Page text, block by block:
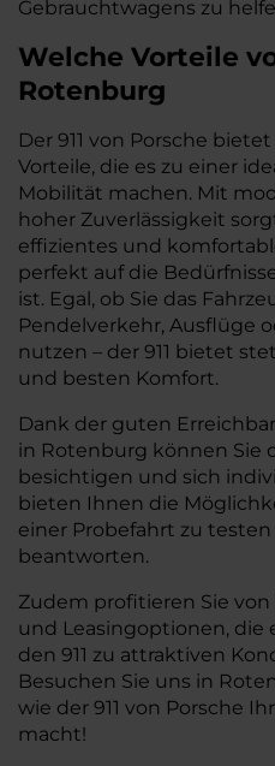
Gebrauchtwagens zu
Welche Vorteile
Rotenburg
Der 911 von Porsche
Vorteile, die es zu einer
Mobilität machen. Mit
hoher Zuverlässigkeit
effizientes und
perfekt auf die
ist. Egal, ob Sie das
Pendelverkehr, Ausflüge
nutzen – der 911 bietet
und besten Komfort.
Dank der guten
in Rotenburg können Sie
besichtigen und sich
bieten Ihnen die
einer Probefahrt zu
beantworten.
Zudem profitieren Sie
und Leasingoptionen, die
den 911 zu attraktiven
Besuchen Sie uns in
wie der 911 von Porsche
macht!